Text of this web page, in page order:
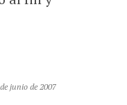
junio de 2007